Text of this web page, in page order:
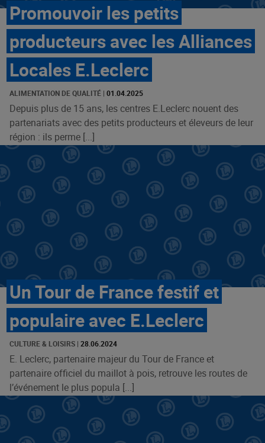
Promouvoir les petits
producteurs avec les Alliances
Locales E.Leclerc
ALIMENTATION DE QUALITÉ | 01.04.2025
Depuis plus de 15 ans, les centres E.Leclerc nouent des
partenariats avec des petits producteurs et éleveurs de leur
région : ils perme [...]
Un Tour de France festif et
populaire avec E.Leclerc
CULTURE & LOISIRS | 28.06.2024
E. Leclerc, partenaire majeur du Tour de France et
partenaire officiel du maillot à pois, retrouve les routes de
l’événement le plus popula [...]